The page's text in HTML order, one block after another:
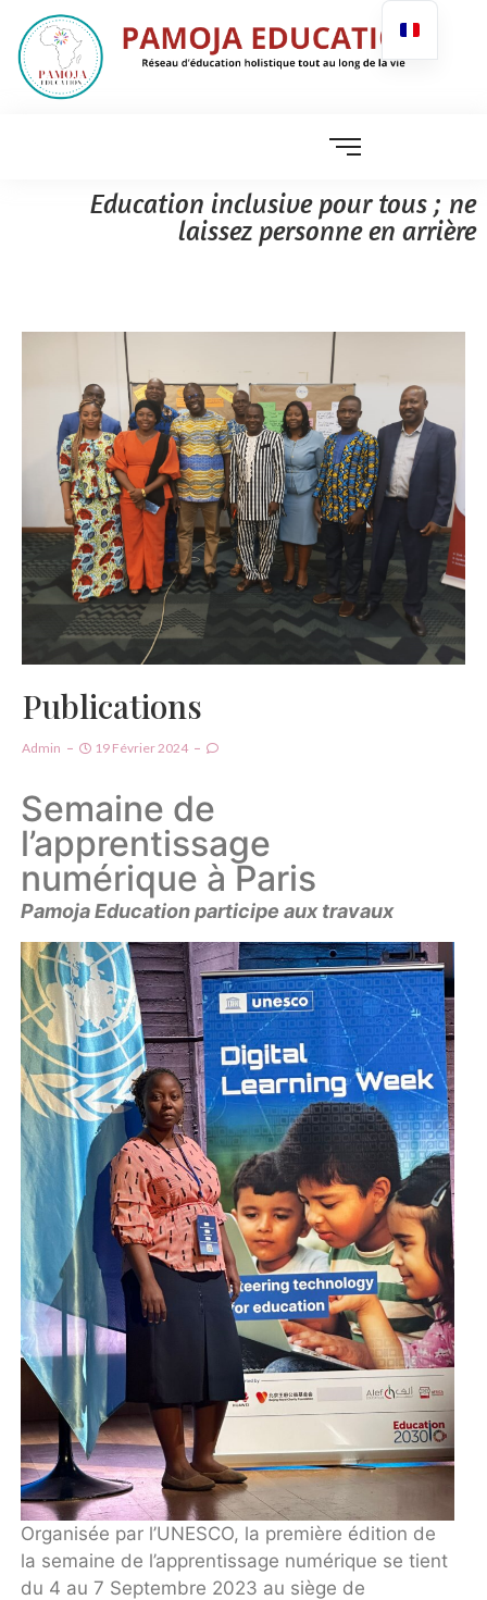
Education inclusive pour tous ; ne
laissez personne en arrière
Publications
Admin 19 Février 2024
Semaine de
l’apprentissage
numérique à Paris
Pamoja Education participe aux travaux
Organisée par l’UNESCO, la première édition de
la semaine de l’apprentissage numérique se tient
du 4 au 7 Septembre 2023 au siège de